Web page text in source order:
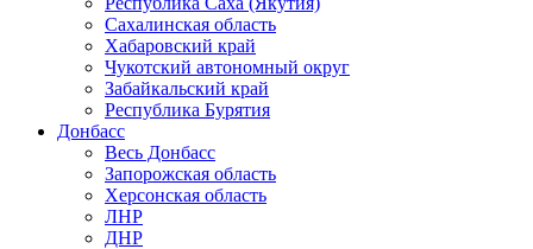
Сахалинская область
Хабаровский край
Чукотский автономный округ
Забайкальский край
Республика Бурятия
Донбасс
Весь Донбасс
Запорожская область
Херсонская область
ЛНР
ДНР